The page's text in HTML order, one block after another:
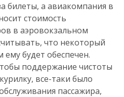
билеты, а авиакомпания в
стоимость
в аэровокзальном
что некоторый
будет обеспечен.
поддержание чистоты
все-таки было
пассажира,